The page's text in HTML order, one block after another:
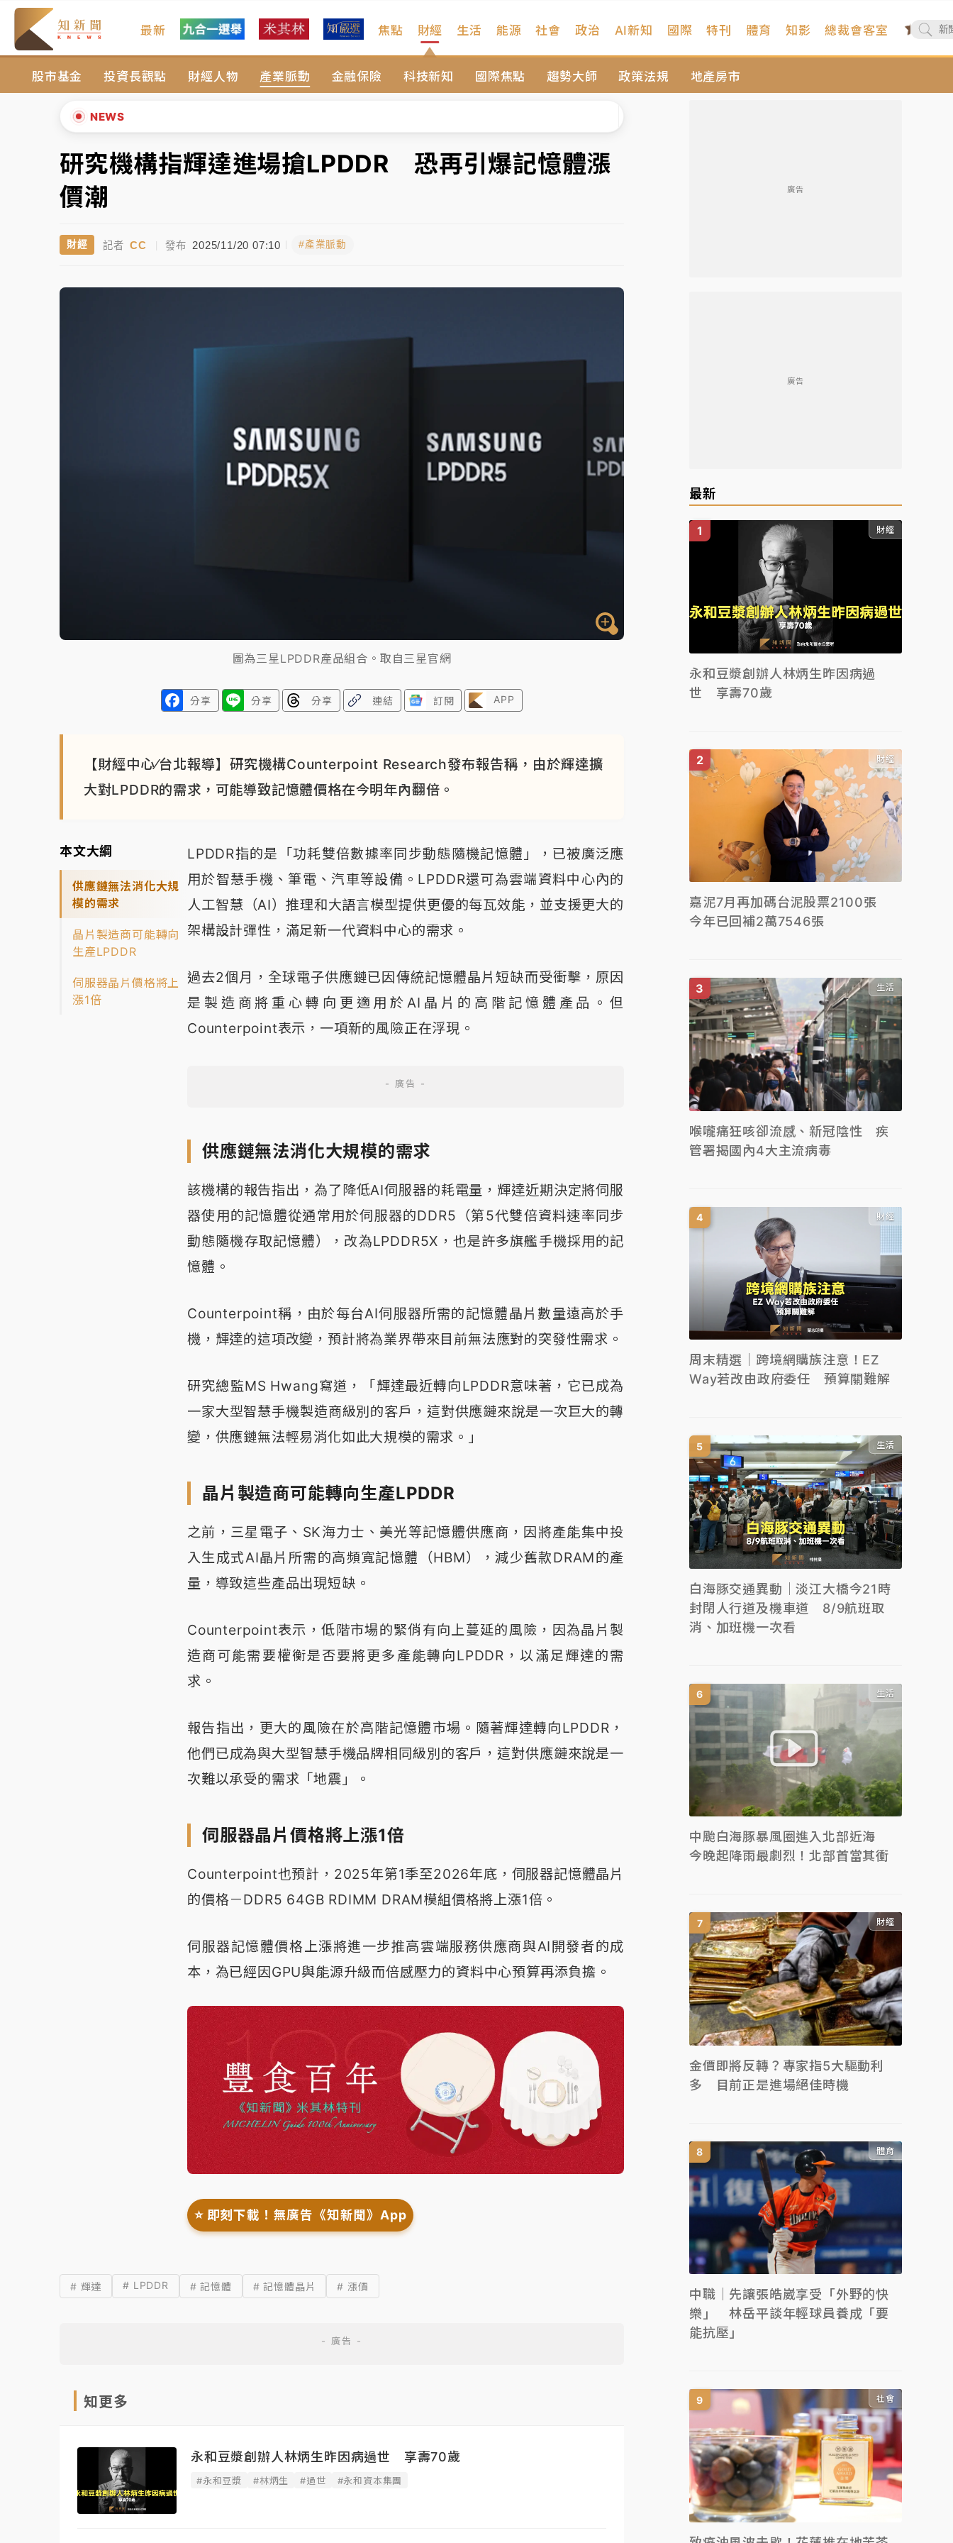
最新 焦點 財經
股市基金 投資長觀點 財經人物 產業脈動 金融保險 科技新知 國際焦點 趨勢大師 政策法規 地產房市
生活 能源 社會 政治 AI新知 國際 特刊 體育 知影 總裁會客室
NEWS
中颱白海豚進逼！台北喜來登圍籬傾倒砸傷人 民權西路鷹架倒塌壓2車
有片｜ 白海豚暴風圈逼近！新北淡水赫見龍捲風 榕樹連根拔起
中颱白海豚風雨來了！中部以北防豪雨 今晚、明天影響最劇烈
白海豚逼近！北市水門只出不進 未移置車輛最高罰4800＋拖吊費
中颱白海豚進逼！台北喜來登圍籬傾倒砸傷人 民權西路鷹架倒塌壓2車
白海豚逼近！北市水門只出不進 未移置車輛最高罰4800＋拖吊費
▲
▼
研究機構指輝達進場搶LPDDR 恐再引爆記憶體漲
價潮
財經 記者 CC | 發布 2025/11/20 07:10 #產業脈動
圖為三星LPDDR產品組合。取自三星官網
分享 分享 分享 連結 訂閱 APP
【財經中心⁄台北報導】研究機構Counterpoint Research發布報告稱，由於輝達擴
大對LPDDR的需求，可能導致記憶體價格在今明年內翻倍。
本文大綱
供應鏈無法消化大規
模的需求
晶片製造商可能轉向
生產LPDDR
伺服器晶片價格將上
漲1倍
LPDDR指的是「功耗雙倍數據率同步動態隨機記憶體」，已被廣泛應
用於智慧手機、筆電、汽車等設備。LPDDR還可為雲端資料中心內的
人工智慧（AI）推理和大語言模型提供更優的每瓦效能，並支援更大的
架構設計彈性，滿足新一代資料中心的需求。
過去2個月，全球電子供應鏈已因傳統記憶體晶片短缺而受衝擊，原因
是製造商將重心轉向更適用於AI晶片的高階記憶體產品。但
Counterpoint表示，一項新的風險正在浮現。
供應鏈無法消化大規模的需求
該機構的報告指出，為了降低AI伺服器的耗電量，輝達近期決定將伺服
器使用的記憶體從通常用於伺服器的DDR5（第5代雙倍資料速率同步
動態隨機存取記憶體），改為LPDDR5X，也是許多旗艦手機採用的記
憶體。
Counterpoint稱，由於每台AI伺服器所需的記憶體晶片數量遠高於手
機，輝達的這項改變，預計將為業界帶來目前無法應對的突發性需求。
研究總監MS Hwang寫道，「輝達最近轉向LPDDR意味著，它已成為
一家大型智慧手機製造商級別的客戶，這對供應鏈來說是一次巨大的轉
變，供應鏈無法輕易消化如此大規模的需求。」
晶片製造商可能轉向生產LPDDR
之前，三星電子、SK海力士、美光等記憶體供應商，因將產能集中投
入生成式AI晶片所需的高頻寬記憶體（HBM），減少舊款DRAM的產
量，導致這些產品出現短缺。
Counterpoint表示，低階市場的緊俏有向上蔓延的風險，因為晶片製
造商可能需要權衡是否要將更多產能轉向LPDDR，以滿足輝達的需
求。
報告指出，更大的風險在於高階記憶體市場。隨著輝達轉向LPDDR，
他們已成為與大型智慧手機品牌相同級別的客戶，這對供應鏈來說是一
次難以承受的需求「地震」。
伺服器晶片價格將上漲1倍
Counterpoint也預計，2025年第1季至2026年底，伺服器記憶體晶片
的價格－DDR5 64GB RDIMM DRAM模組價格將上漲1倍。
伺服器記憶體價格上漲將進一步推高雲端服務供應商與AI開發者的成
本，為已經因GPU與能源升級而倍感壓力的資料中心預算再添負擔。
⭐️ 即刻下載！無廣告《知新聞》App
# 輝達 # LPDDR # 記憶體 # 記憶體晶片 # 漲價
知更多
永和豆漿創辦人林炳生昨因病過世 享壽70歲
#永和豆漿 #林炳生 #過世 #永和資本集團
廣告
廣告
最新
財經
永和豆漿創辦人林炳生昨因病過
世 享壽70歲
財經
嘉泥7月再加碼台泥股票2100張
今年已回補2萬7546張
生活
喉嚨痛狂咳卻流感、新冠陰性 疾
管署揭國內4大主流病毒
財經
周末精選｜跨境網購族注意！EZ
Way若改由政府委任 預算關難解
生活
白海豚交通異動｜淡江大橋今21時
封閉人行道及機車道 8/9航班取
消、加班機一次看
生活
中颱白海豚暴風圈進入北部近海
今晚起降雨最劇烈！北部首當其衝
財經
金價即將反轉？專家指5大驅動利
多 目前正是進場絕佳時機
體育
中職｜先讓張皓崴享受「外野的快
樂」 林岳平談年輕球員養成「要
能抗壓」
社會